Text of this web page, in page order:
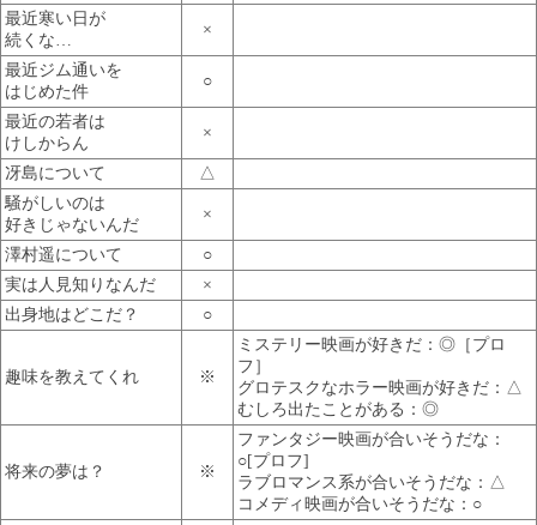
最近寒い日が
続くな…
×
最近ジム通いを
はじめた件
○
最近の若者は
けしからん
×
冴島について
△
騒がしいのは
好きじゃないんだ
×
澤村遥について
○
実は人見知りなんだ
×
出身地はどこだ？
○
趣味を教えてくれ ※
ミステリー映画が好きだ：◎［プロ
フ］
グロテスクなホラー映画が好きだ：△
むしろ出たことがある：◎
将来の夢は？ ※
ファンタジー映画が合いそうだな：
○[プロフ]
ラブロマンス系が合いそうだな：△
コメディ映画が合いそうだな：○